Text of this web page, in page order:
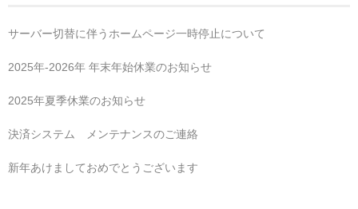
サーバー切替に伴うホームページ一時停止について
2025年‐2026年 年末年始休業のお知らせ
2025年夏季休業のお知らせ
決済システム メンテナンスのご連絡
新年あけましておめでとうございます